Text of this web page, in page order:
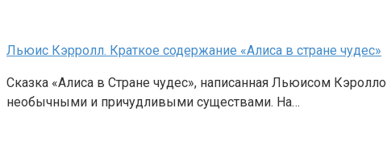
Льюис Кэрролл. Краткое содержание «Алиса в стране чудес»
Сказка «Алиса в Стране чудес», написанная Льюисом
необычными и причудливыми существами. На…